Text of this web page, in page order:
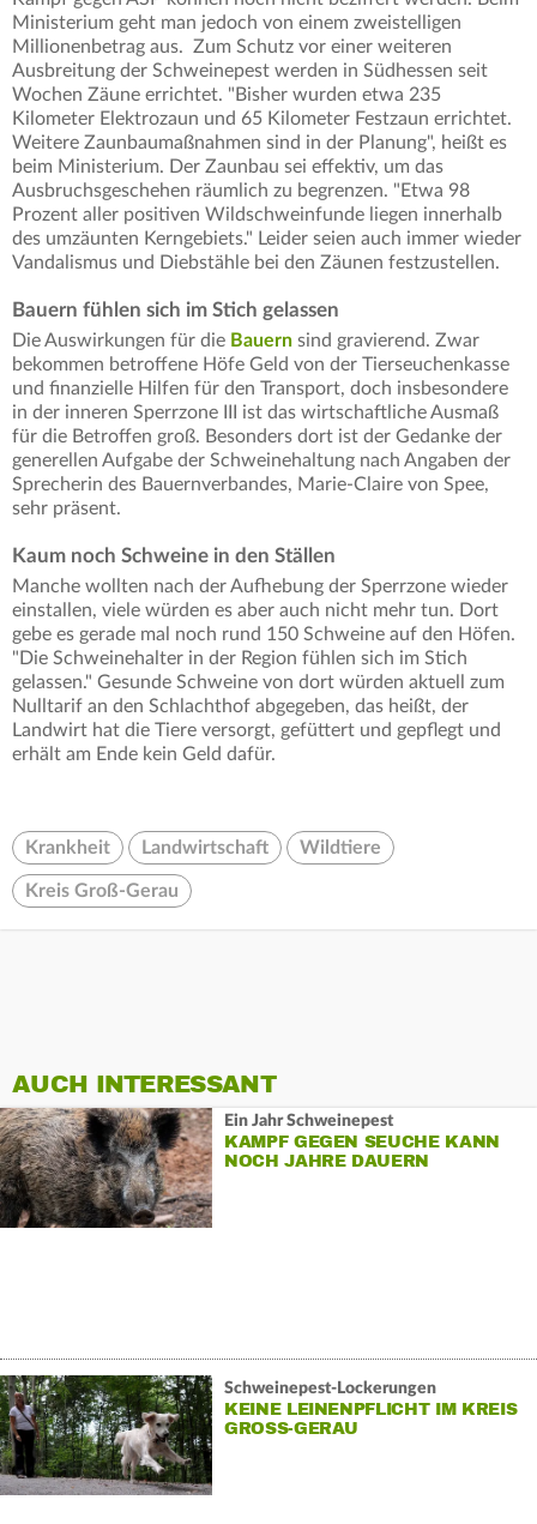
Ministerium geht man jedoch von einem zweistelligen
Millionenbetrag aus. Zum Schutz vor einer weiteren
Ausbreitung der Schweinepest werden in Südhessen seit
Wochen Zäune errichtet. "Bisher wurden etwa 235
Kilometer Elektrozaun und 65 Kilometer Festzaun errichtet.
Weitere Zaunbaumaßnahmen sind in der Planung", heißt es
beim Ministerium. Der Zaunbau sei effektiv, um das
Ausbruchsgeschehen räumlich zu begrenzen. "Etwa 98
Prozent aller positiven Wildschweinfunde liegen innerhalb
des umzäunten Kerngebiets." Leider seien auch immer wieder
Vandalismus und Diebstähle bei den Zäunen festzustellen.
Bauern fühlen sich im Stich gelassen
Die Auswirkungen für die Bauern sind gravierend. Zwar
bekommen betroffene Höfe Geld von der Tierseuchenkasse
und finanzielle Hilfen für den Transport, doch insbesondere
in der inneren Sperrzone III ist das wirtschaftliche Ausmaß
für die Betroffen groß. Besonders dort ist der Gedanke der
generellen Aufgabe der Schweinehaltung nach Angaben der
Sprecherin des Bauernverbandes, Marie-Claire von Spee,
sehr präsent.
Kaum noch Schweine in den Ställen
Manche wollten nach der Aufhebung der Sperrzone wieder
einstallen, viele würden es aber auch nicht mehr tun. Dort
gebe es gerade mal noch rund 150 Schweine auf den Höfen.
"Die Schweinehalter in der Region fühlen sich im Stich
gelassen." Gesunde Schweine von dort würden aktuell zum
Nulltarif an den Schlachthof abgegeben, das heißt, der
Landwirt hat die Tiere versorgt, gefüttert und gepflegt und
erhält am Ende kein Geld dafür.
Krankheit Landwirtschaft Wildtiere
Kreis Groß-Gerau
AUCH INTERESSANT
Ein Jahr Schweinepest
KAMPF GEGEN SEUCHE KANN
NOCH JAHRE DAUERN
Schweinepest-Lockerungen
KEINE LEINENPFLICHT IM KREIS
GROSS-GERAU